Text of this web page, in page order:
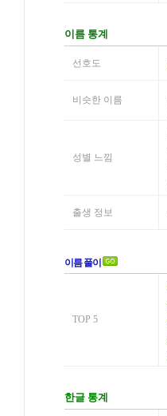
이름 통계
선호도
비슷한 이름
성별 느낌
출생 정보
이름 풀이
TOP 5
한글 통계